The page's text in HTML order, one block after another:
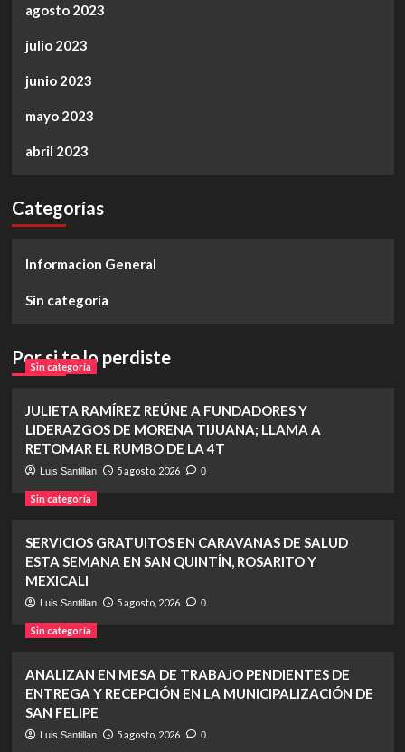
agosto 2023
julio 2023
junio 2023
mayo 2023
abril 2023
Categorías
Informacion General
Sin categoría
Por si te lo perdiste
Sin categoría
JULIETA RAMÍREZ REÚNE A FUNDADORES Y
LIDERAZGOS DE MORENA TIJUANA; LLAMA A
RETOMAR EL RUMBO DE LA 4T
Luis Santillan 5 agosto, 2026 0
Sin categoría
SERVICIOS GRATUITOS EN CARAVANAS DE SALUD
ESTA SEMANA EN SAN QUINTÍN, ROSARITO Y
MEXICALI
Luis Santillan 5 agosto, 2026 0
Sin categoría
ANALIZAN EN MESA DE TRABAJO PENDIENTES DE
ENTREGA Y RECEPCIÓN EN LA MUNICIPALIZACIÓN DE
SAN FELIPE
Luis Santillan 5 agosto, 2026 0